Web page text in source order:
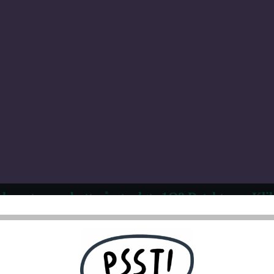
kvantumsrabatt på utvalgte 1Q8 Detektorer.